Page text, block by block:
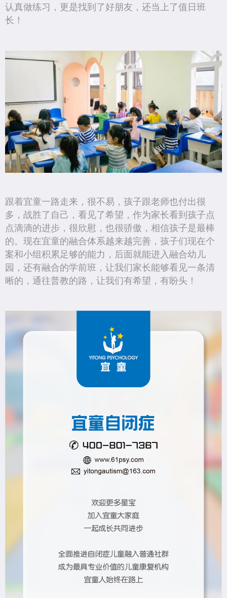
认真做练习，更是找到了好朋友，还当上了值日班
长！
跟着宜童一路走来，很不易，孩子跟老师也付出很
多，战胜了自己，看见了希望，作为家长看到孩子点
点滴滴的进步，很欣慰，也很骄傲，相信孩子是最棒
的。现在宜童的融合体系越来越完善，孩子们现在个
案和小组积累足够的能力，后面就能进入融合幼儿
园，还有融合的学前班，让我们家长能够看见一条清
晰的，通往普教的路，让我们有希望，有盼头！